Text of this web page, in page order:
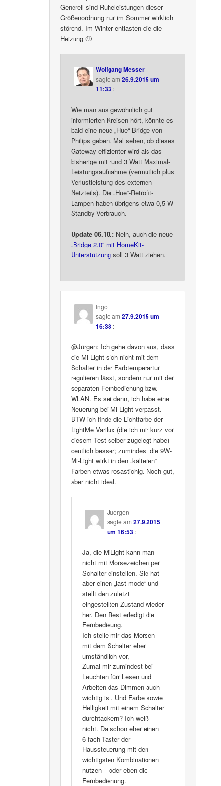
Generell sind Ruheleistungen dieser
Größenordnung nur im Sommer wirklich
störend. Im Winter entlasten die die
Heizung 🙂
Wolfgang Messer
sagte am26.9.2015 um
11:33 :
Wie man aus gewöhnlich gut
informierten Kreisen hört, könnte es
bald eine neue „Hue“-Bridge von
Philips geben. Mal sehen, ob dieses
Gateway effizienter wird als das
bisherige mit rund 3 Watt Maximal-
Leistungsaufnahme (vermutlich plus
Verlustleistung des externen
Netzteils). Die „Hue“-Retrofit-
Lampen haben übrigens etwa 0,5 W
Standby-Verbrauch.
Update 06.10.: Nein, auch die neue
„Bridge 2.0“ mit HomeKit-
Unterstützung soll 3 Watt ziehen.
Ingo
sagte am27.9.2015 um
16:38 :
@Jürgen: Ich gehe davon aus, dass
die Mi-Light sich nicht mit dem
Schalter in der Farbtemperartur
regulieren lässt, sondern nur mit der
separaten Fernbedienung bzw.
WLAN. Es sei denn, ich habe eine
Neuerung bei Mi-Light verpasst.
BTW ich finde die Lichtfarbe der
LightMe Varilux (die ich mir kurz vor
diesem Test selber zugelegt habe)
deutlich besser; zumindest die 9W-
Mi-Light wirkt in den „kälteren“
Farben etwas rosastichig. Noch gut,
aber nicht ideal.
Juergen
sagte am 27.9.2015
um 16:53 :
Ja, die MiLight kann man
nicht mit Morsezeichen per
Schalter einstellen. Sie hat
aber einen „last mode“ und
stellt den zuletzt
eingestellten Zustand wieder
her. Den Rest erledigt die
Fernbedieung.
Ich stelle mir das Morsen
mit dem Schalter eher
umständlich vor,
Zumal mir zumindest bei
Leuchten fürr Lesen und
Arbeiten das Dimmen auch
wichtig ist. Und Farbe sowie
Helligkeit mit einem Schalter
durchtackern? Ich weiß
nicht. Da schon eher einen
6-fach-Taster der
Haussteuerung mit den
wichtigsten Kombinationen
nutzen – oder eben die
Fernbedienung.